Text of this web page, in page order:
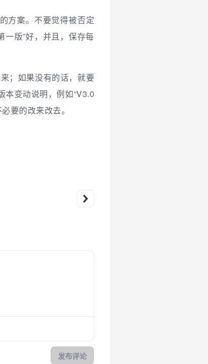
方案。不要觉得被否定
版”好，并且，保存每
；如果没有的话，就要
本变动说明，例如“V3.0
要的改来改去。